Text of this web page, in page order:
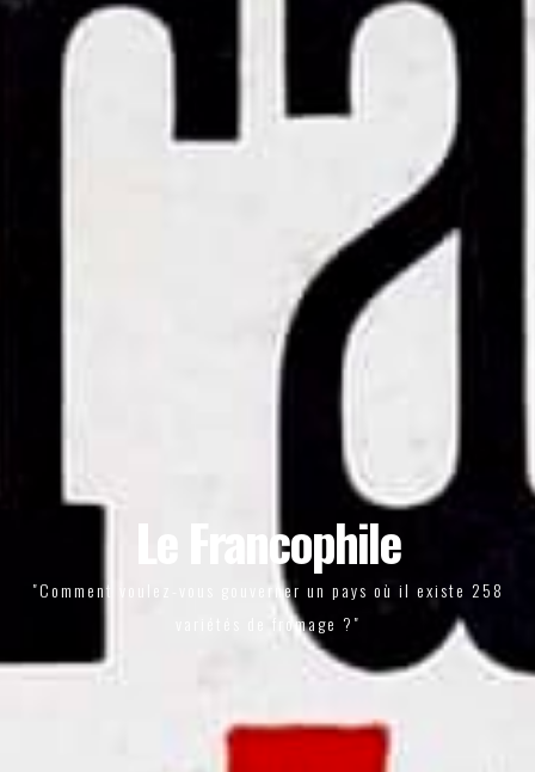
Le Francophile
"Comment voulez-vous gouverner un pays où il existe 258
variétés de fromage ?"